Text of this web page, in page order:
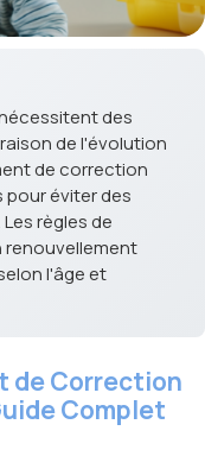
des
de l'évolution
de correction
pour éviter des
règles de
l'âge et
de Correction
Complet